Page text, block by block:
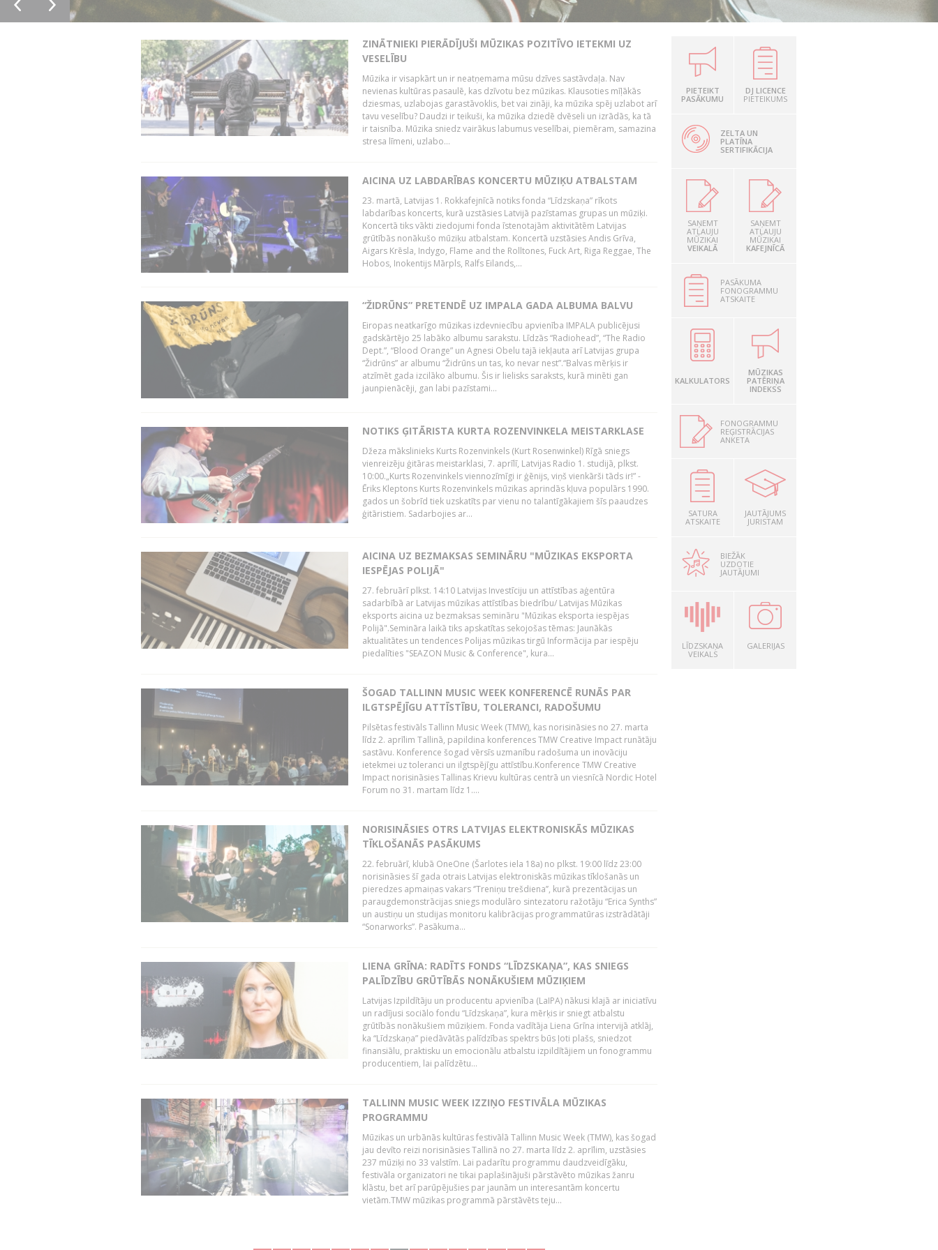
ZINĀTNIEKI PIERĀDĪJUŠI MŪZIKAS POZITĪVO IETEKMI UZ
VESELĪBU
Mūzika ir visapkārt un ir neatņemama mūsu dzīves sastāvdaļa. Nav
nevienas kultūras pasaulē, kas dzīvotu bez mūzikas. Klausoties mīļākās
dziesmas, uzlabojas garastāvoklis, bet vai zināji, ka mūzika spēj uzlabot arī
tavu veselību? Daudzi ir teikuši, ka mūzika dziedē dvēseli un izrādās, ka tā
ir taisnība. Mūzika sniedz vairākus labumus veselībai, piemēram, samazina
stresa līmeni, uzlabo...
AICINA UZ LABDARĪBAS KONCERTU MŪZIĶU ATBALSTAM
23. martā, Latvijas 1. Rokkafejnīcā notiks fonda “Līdzskaņa” rīkots
labdarības koncerts, kurā uzstāsies Latvijā pazīstamas grupas un mūziķi.
Koncertā tiks vākti ziedojumi fonda īstenotajām aktivitātēm Latvijas
grūtībās nonākušo mūziķu atbalstam. Koncertā uzstāsies Andis Grīva,
Aigars Krēsla, Indygo, Flame and the Rolltones, Fuck Art, Riga Reggae, The
Hobos, Inokentijs Mārpls, Ralfs Eilands,...
“ŽIDRŪNS” PRETENDĒ UZ IMPALA GADA ALBUMA BALVU
Eiropas neatkarīgo mūzikas izdevniecību apvienība IMPALA publicējusi
gadskārtējo 25 labāko albumu sarakstu. Līdzās “Radiohead”, “The Radio
Dept.”, “Blood Orange” un Agnesi Obelu tajā iekļauta arī Latvijas grupa
“Židrūns” ar albumu “Židrūns un tas, ko nevar nest”.“Balvas mērķis ir
atzīmēt gada izcilāko albumu. Šis ir lielisks saraksts, kurā minēti gan
jaunpienācēji, gan labi pazīstami...
NOTIKS ĢITĀRISTA KURTA ROZENVINKELA MEISTARKLASE
Džeza mākslinieks Kurts Rozenvinkels (Kurt Rosenwinkel) Rīgā sniegs
vienreizēju ģitāras meistarklasi, 7. aprīlī, Latvijas Radio 1. studijā, plkst.
10:00.„Kurts Rozenvinkels viennozīmīgi ir ģēnijs, viņš vienkārši tāds ir!” -
Ēriks Kleptons Kurts Rozenvinkels mūzikas aprindās kļuva populārs 1990.
gados un šobrīd tiek uzskatīts par vienu no talantīgākajiem šīs paaudzes
ģitāristiem. Sadarbojies ar...
AICINA UZ BEZMAKSAS SEMINĀRU "MŪZIKAS EKSPORTA
IESPĒJAS POLIJĀ"
27. februārī plkst. 14:10 Latvijas Investīciju un attīstības aģentūra
sadarbībā ar Latvijas mūzikas attīstības biedrību/ Latvijas Mūzikas
eksports aicina uz bezmaksas semināru "Mūzikas eksporta iespējas
Polijā".Semināra laikā tiks apskatītas sekojošas tēmas: Jaunākās
aktualitātes un tendences Polijas mūzikas tirgū Informācija par iespēju
piedalīties "SEAZON Music & Conference", kura...
ŠOGAD TALLINN MUSIC WEEK KONFERENCĒ RUNĀS PAR
ILGTSPĒJĪGU ATTĪSTĪBU, TOLERANCI, RADOŠUMU
Pilsētas festivāls Tallinn Music Week (TMW), kas norisināsies no 27. marta
līdz 2. aprīlim Tallinā, papildina konferences TMW Creative Impact runātāju
sastāvu. Konference šogad vērsīs uzmanību radošuma un inovāciju
ietekmei uz toleranci un ilgtspējīgu attīstību.Konference TMW Creative
Impact norisināsies Tallinas Krievu kultūras centrā un viesnīcā Nordic Hotel
Forum no 31. martam līdz 1....
NORISINĀSIES OTRS LATVIJAS ELEKTRONISKĀS MŪZIKAS
TĪKLOŠANĀS PASĀKUMS
22. februārī, klubā OneOne (Šarlotes iela 18a) no plkst. 19:00 līdz 23:00
norisināsies šī gada otrais Latvijas elektroniskās mūzikas tīklošanās un
pieredzes apmaiņas vakars ‘’Treniņu trešdiena’’, kurā prezentācijas un
paraugdemonstrācijas sniegs modulāro sintezatoru ražotāju “Erica Synths”
un austiņu un studijas monitoru kalibrācijas programmatūras izstrādātāji
“Sonarworks”. Pasākuma...
LIENA GRĪNA: RADĪTS FONDS “LĪDZSKAŅA”, KAS SNIEGS
PALĪDZĪBU GRŪTĪBĀS NONĀKUŠIEM MŪZIĶIEM
Latvijas Izpildītāju un producentu apvienība (LaIPA) nākusi klajā ar iniciatīvu
un radījusi sociālo fondu “Līdzskaņa”, kura mērķis ir sniegt atbalstu
grūtībās nonākušiem mūziķiem. Fonda vadītāja Liena Grīna intervijā atklāj,
ka “Līdzskaņa” piedāvātās palīdzības spektrs būs ļoti plašs, sniedzot
finansiālu, praktisku un emocionālu atbalstu izpildītājiem un fonogrammu
producentiem, lai palīdzētu...
TALLINN MUSIC WEEK IZZIŅO FESTIVĀLA MŪZIKAS
PROGRAMMU
Mūzikas un urbānās kultūras festivālā Tallinn Music Week (TMW), kas šogad
jau devīto reizi norisināsies Tallinā no 27. marta līdz 2. aprīlim, uzstāsies
237 mūziķi no 33 valstīm. Lai padarītu programmu daudzveidīgāku,
festivāla organizatori ne tikai paplašinājuši pārstāvēto mūzikas žanru
klāstu, bet arī parūpējušies par jaunām un interesantām koncertu
vietām.TMW mūzikas programmā pārstāvēts teju...
PIETEIKT
PASĀKUMU
DJ LICENCE
PIETEIKUMS
ZELTA UN
PLATĪNA
SERTIFIKĀCIJA
SAŅEMT
ATĻAUJU
MŪZIKAI
VEIKALĀ
SAŅEMT
ATĻAUJU
MŪZIKAI
KAFEJNĪCĀ
PASĀKUMA
FONOGRAMMU
ATSKAITE
KALKULATORS
MŪZIKAS
PATĒRIŅA
INDEKSS
FONOGRAMMU
REĢISTRĀCIJAS
ANKETA
SATURA
ATSKAITE
JAUTĀJUMS
JURISTAM
BIEŽĀK
UZDOTIE
JAUTĀJUMI
LĪDZSKAŅA
VEIKALS
GALERIJAS